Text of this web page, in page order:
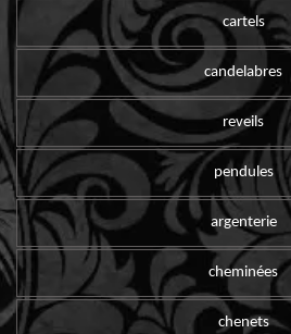
cartels
candelabres
reveils
pendules
argenterie
cheminées
chenets